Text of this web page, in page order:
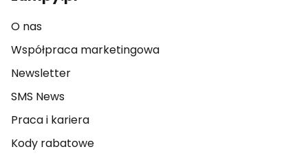
O nas
Współpraca marketingowa
Newsletter
SMS News
Praca i kariera
Kody rabatowe